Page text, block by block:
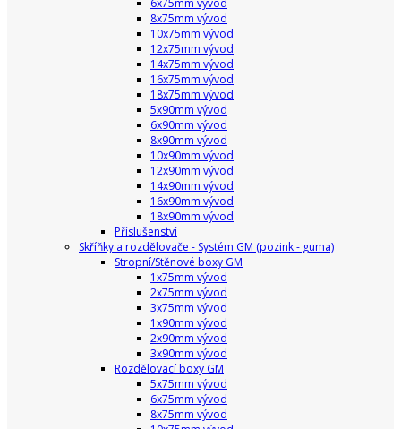
6x75mm vývod
8x75mm vývod
10x75mm vývod
12x75mm vývod
14x75mm vývod
16x75mm vývod
18x75mm vývod
5x90mm vývod
6x90mm vývod
8x90mm vývod
10x90mm vývod
12x90mm vývod
14x90mm vývod
16x90mm vývod
18x90mm vývod
Příslušenství
Skříňky a rozdělovače - Systém GM (pozink - guma)
Stropní/Stěnové boxy GM
1x75mm vývod
2x75mm vývod
3x75mm vývod
1x90mm vývod
2x90mm vývod
3x90mm vývod
Rozdělovací boxy GM
5x75mm vývod
6x75mm vývod
8x75mm vývod